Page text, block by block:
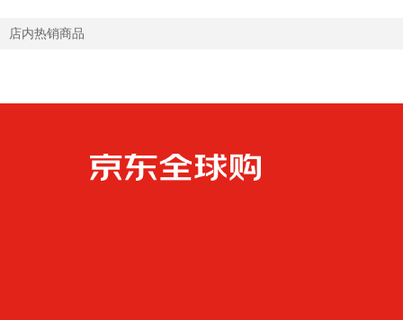
店内热销商品